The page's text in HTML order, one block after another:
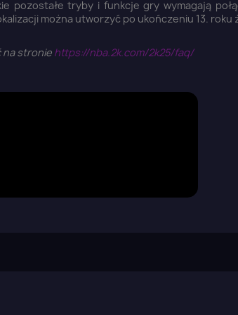
pozostałe tryby i funkcje gry wymagają
można utworzyć po ukończeniu 13. roku
na stronie https://nba.2k.com/2k25/faq/